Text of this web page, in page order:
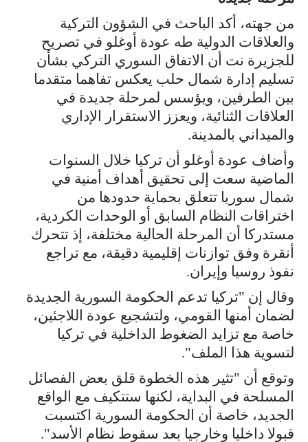
من جهته، أكد الباحث في الشؤون التركية
والعلاقات الدولية طه عودة أوغلو في تصريح
للجزيرة نت أن الاتفاق السوري التركي بشأن
تسليم إدارة شمال حلب يعكس تفاهما متقدما
بين الطرفين، ويؤسس لمرحلة جديدة في
العلاقات الثنائية، ويعزز الاستقرار الإداري
والميداني بالمدينة.
وأضاف عودة أوغلو أن تركيا خلال السنوات
الماضية سعت إلى تحقيق أهداف أمنية في
شمال سوريا تتعلق بحماية حدودها من
اختراقات النظام السابق أو الوحدات الكردية،
مستدركا أن المرحلة الحالية مختلفة، إذ تتحرك
أنقرة وفق توازنات إقليمية دقيقة، مع تراجع
نفوذ روسيا وإيران.
وقال إن "تركيا تدعم الحكومة السورية الجديدة
لضمان أمنها القومي، ولتشجيع عودة اللاجئين،
خاصة مع تزايد الضغوط الداخلية في تركيا
لتسوية هذا الملف".
وتوقع أن "تثير هذه الخطوة قلق بعض الفصائل
المسلحة في البداية، لكنها ستتكيف مع الواقع
الجديد، خاصة أن الحكومة السورية اكتسبت
قبولا داخليا وخارجيا بعد سقوط نظام الأسد".